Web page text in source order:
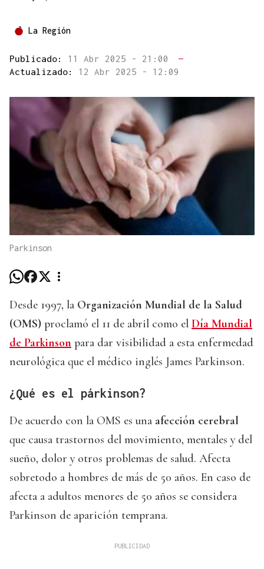
La Región
Publicado: 11 Abr 2025 - 21:00
—
Actualizado: 12 Abr 2025 - 12:09
Parkinson
Desde 1997, la Organización Mundial de la Salud
(OMS) proclamó el 11 de abril como el Día Mundial
de Parkinson para dar visibilidad a esta enfermedad
neurológica que el médico inglés James Parkinson.
¿Qué es el párkinson?
De acuerdo con la OMS es una afección cerebral
que causa trastornos del movimiento, mentales y del
sueño, dolor y otros problemas de salud. Afecta
sobretodo a hombres de más de 50 años. En caso de
afecta a adultos menores de 50 años se considera
Parkinson de aparición temprana.